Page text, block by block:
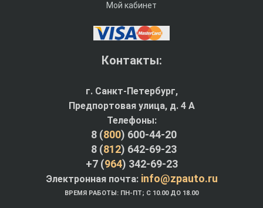
Мой кабинет
Контакты:
г. Санкт-Петербург,
Предпортовая улица, д. 4 A
Телефоны:
8 (800) 600-44-20
8 (812) 642-69-23
+7 (964) 342-69-23
Электронная почта: info@zpauto.ru
ВРЕМЯ РАБОТЫ: ПН-ПТ; С 10.00 ДО 18.00